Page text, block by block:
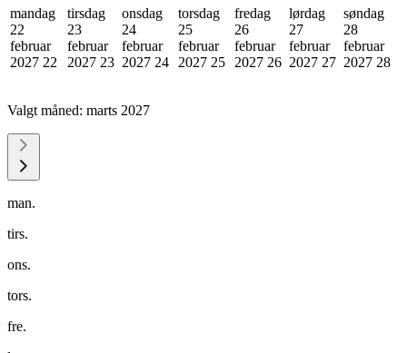
mandag
22
februar
2027 22
tirsdag
23
februar
2027 23
onsdag
24
februar
2027 24
torsdag
25
februar
2027 25
fredag
26
februar
2027 26
lørdag
27
februar
2027 27
søndag
28
februar
2027 28
Valgt måned: marts 2027
man.
tirs.
ons.
tors.
fre.